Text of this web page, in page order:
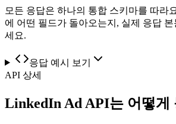
모든 응답은 하나의 통합 스키마를 따라
에 어떤 필드가 돌아오는지, 실제 응답
세요.
응답 예시 보기
API 상세
LinkedIn Ad API는 어떻게